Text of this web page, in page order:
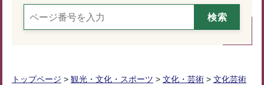
トップページ > 観光・文化・スポーツ > 文化・芸術 > 文化芸術